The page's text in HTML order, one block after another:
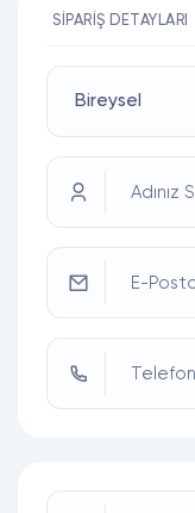
SIPARIŞ DETAYLARI
Adınız
E-